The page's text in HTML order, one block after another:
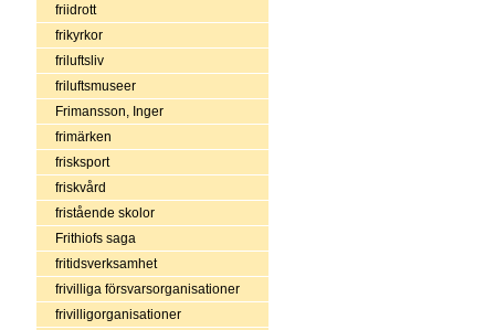
friidrott
frikyrkor
friluftsliv
friluftsmuseer
Frimansson, Inger
frimärken
frisksport
friskvård
fristående skolor
Frithiofs saga
fritidsverksamhet
frivilliga försvarsorganisationer
frivilligorganisationer